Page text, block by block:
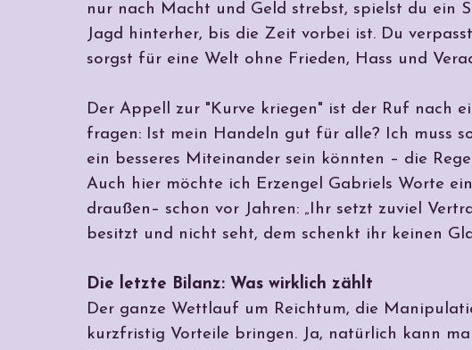
nur nach Macht und Geld strebst, spielst du ein
Jagd hinterher, bis die Zeit vorbei ist. Du
sorgst für eine Welt ohne Frieden, Hass und
Der Appell zur "Kurve kriegen" ist der Ruf nach
fragen: Ist mein Handeln gut für alle? Ich muss
ein besseres Miteinander sein könnten – die
Auch hier möchte ich Erzengel Gabriels Worte
draußen– schon vor Jahren: „Ihr setzt zuviel
besitzt und nicht seht, dem schenkt ihr keinen
Die letzte Bilanz: Was wirklich zählt
Der ganze Wettlauf um Reichtum, die
kurzfristig Vorteile bringen. Ja, natürlich kann